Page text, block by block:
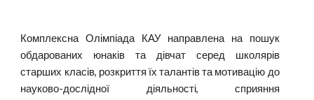
Комплексна Олімпіада КАУ направлена на пошук
обдарованих юнаків та дівчат серед школярів
старших класів, розкриття їх талантів та мотивацію до
науково-дослідної діяльності, сприяння